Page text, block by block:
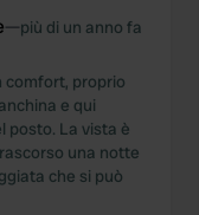
—più di un anno fa
comfort, proprio
e qui
posto. La vista è
una notte
che si può